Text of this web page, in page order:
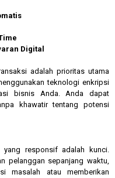
Digital
adalah prioritas utama
teknologi enkripsi
bisnis Anda. Anda dapat
khawatir tentang potensi
yang responsif adalah kunci.
pelanggan sepanjang waktu,
masalah atau memberikan